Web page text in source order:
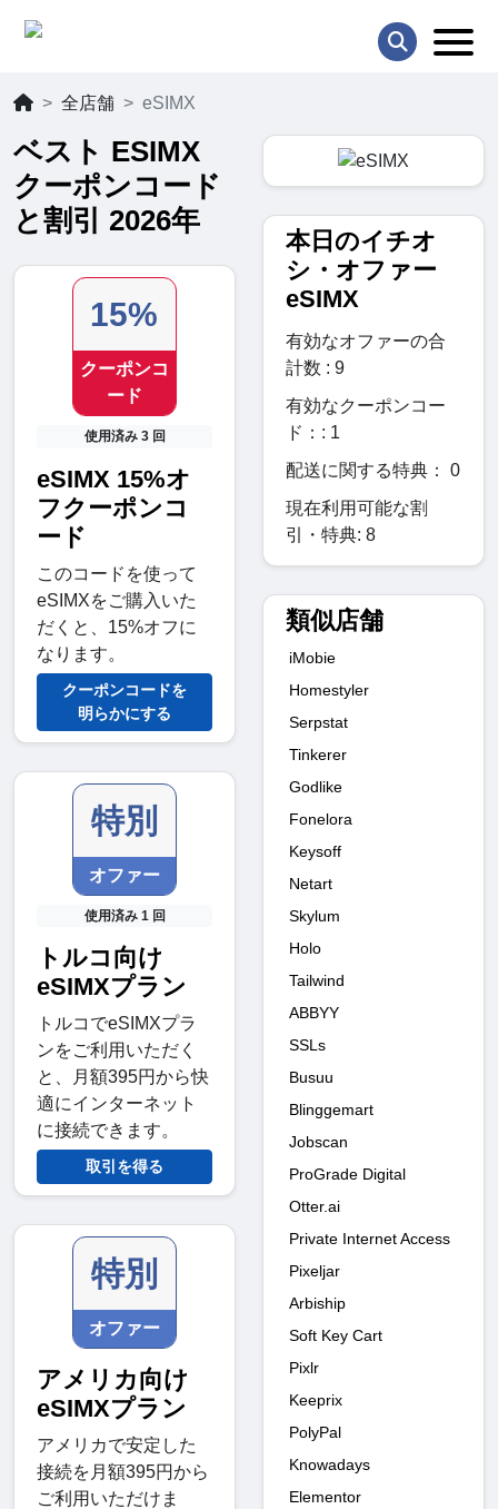
全店舗 eSIMX
ベスト ESIMX
クーポンコード
と割引 2026年
15%
クーポンコ
ード
使用済み 3 回
eSIMX 15%オ
フクーポンコ
ード
このコードを使って
eSIMXをご購入いた
だくと、15%オフに
なります。
クーポンコードを
明らかにする
特別
オファー
使用済み 1 回
トルコ向け
eSIMXプラン
トルコでeSIMXプラ
ンをご利用いただく
と、月額395円から快
適にインターネット
に接続できます。
取引を得る
特別
オファー
アメリカ向け
eSIMXプラン
アメリカで安定した
接続を月額395円から
ご利用いただけま
本日のイチオ
シ・オファー
eSIMX
有効なオファーの合
計数 : 9
有効なクーポンコー
ド：: 1
配送に関する特典： 0
現在利用可能な割
引・特典: 8
類似店舗
iMobie
Homestyler
Serpstat
Tinkerer
Godlike
Fonelora
Keysoff
Netart
Skylum
Holo
Tailwind
ABBYY
SSLs
Busuu
Blinggemart
Jobscan
ProGrade Digital
Otter.ai
Private Internet Access
Pixeljar
Arbiship
Soft Key Cart
Pixlr
Keeprix
PolyPal
Knowadays
Elementor